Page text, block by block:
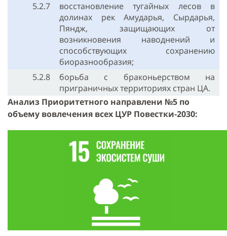
5.2.7
восстановление тугайных лесов в
долинах рек Амударья, Сырдарья,
Пяндж, защищающих от
возникновения наводнений и
способствующих сохранению
биоразнообразия;
5.2.8
борьба с браконьерством на
приграничных территориях стран ЦА.
Анализ Приоритетного направлени №5 по
объему вовлечения всех ЦУР Повестки-2030: